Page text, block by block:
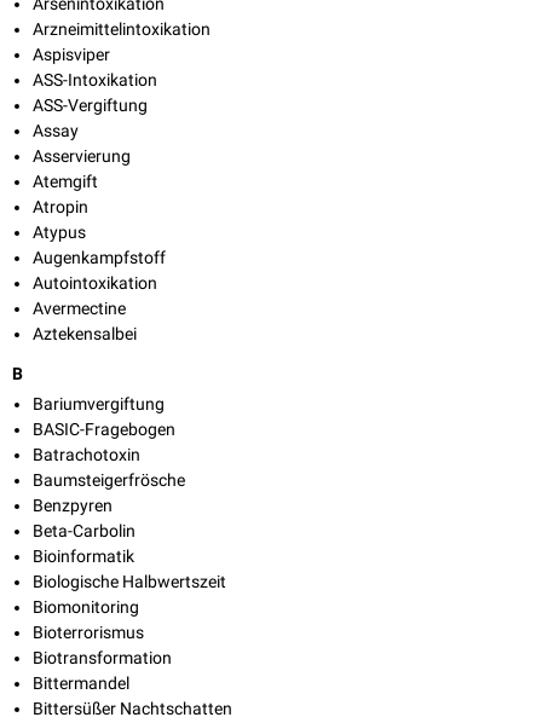
Arsenintoxikation
Arzneimittelintoxikation
Aspisviper
ASS-Intoxikation
ASS-Vergiftung
Assay
Asservierung
Atemgift
Atropin
Atypus
Augenkampfstoff
Autointoxikation
Avermectine
Aztekensalbei
B
Bariumvergiftung
BASIC-Fragebogen
Batrachotoxin
Baumsteigerfrösche
Benzpyren
Beta-Carbolin
Bioinformatik
Biologische Halbwertszeit
Biomonitoring
Bioterrorismus
Biotransformation
Bittermandel
Bittersüßer Nachtschatten